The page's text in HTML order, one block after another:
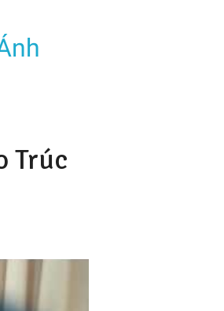
Trúc